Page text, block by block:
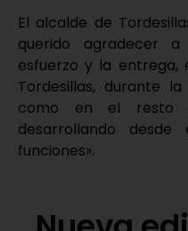
El alcalde de
querido agradecer
esfuerzo y la entrega,
Tordesillas, durante
como en el resto
desarrollando
funciones».